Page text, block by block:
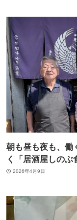
朝も昼も夜も、働
く「居酒屋しのぶ
2026年4月9日